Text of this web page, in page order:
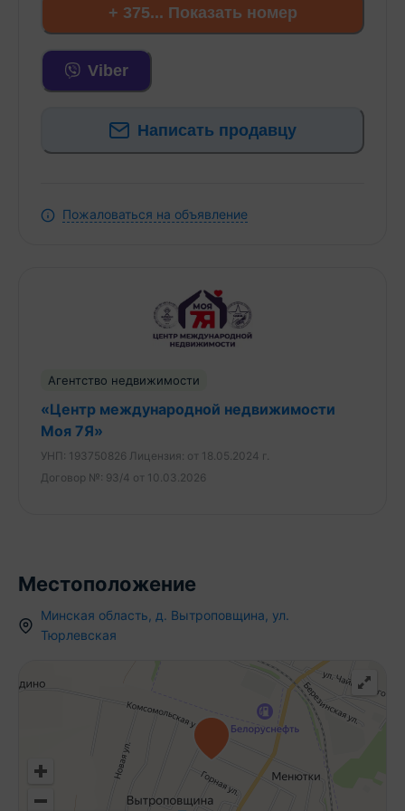
- На цокольном этаже под всем домом находится
котельная, мастерская, помещение для хранения
овощей и заготовок, на 1-ом этаже просторная
кухня, гостиная и жилая комната, большой
совмещённый санузел.
- На 2-ом этаже находится 3 жилые комнаты и
совмещенный санузел.
двери – массив.
твёрдотопливный котёл. Сделана возможность
управлять отоплением по этажам с
возможностью отключения второго этажа.
центральная канализация. Проведено
оптоволокно.
- Дом строился для себя с использованием
- Вся имеющаяся мебель в прекрасном состоянии
остаётся новым владельцам.
формы. Растут плодово-ягодные деревья,
декоративные кустарники и деревья.
- Имеется отличная современная баня с
просторной парной и комнатой отдыха, большой
крытой террасой с зоной барбекю. - Имеется
гараж для Вашего автомобиля!
- Хозяйственные постройки, которые пригодятся
для хранения инвентаря, складирования дров и
- Деревня Вытроповщина находится в тихом и
спокойном месте, вдали от шума и суеты.
+ 375... Показать номер
Viber
Написать продавцу
Пожаловаться на объявление
Агентство недвижимости
«Центр международной недвижимости
Моя 7Я»
УНП: 193750826 Лицензия: от 18.05.2024 г.
Договор №: 93/4 от 10.03.2026
Местоположение
Минская область д. Вытроповщина ул.
Тюрлевская